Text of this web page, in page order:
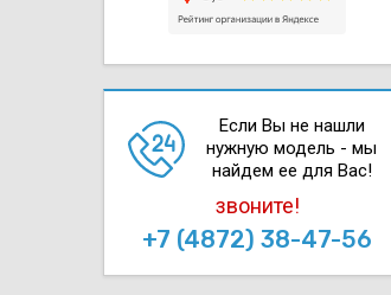
Если Вы не нашли
нужную модель - мы
найдем ее для Вас!
звоните!
+7 (4872) 38-47-56